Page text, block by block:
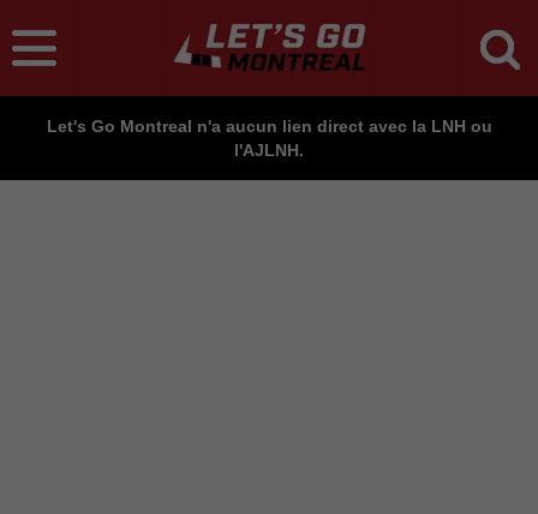
Let's Go Montreal n'a aucun lien direct avec la LNH ou
l'AJLNH.